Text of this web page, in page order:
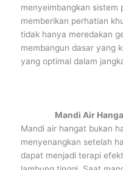
menyeimbangkan sistem
memberikan perhatian
tidak hanya meredakan
membangun dasar yang
yang optimal dalam
Mandi Air
Mandi air hangat bukan
menyenangkan setelah
dapat menjadi terapi